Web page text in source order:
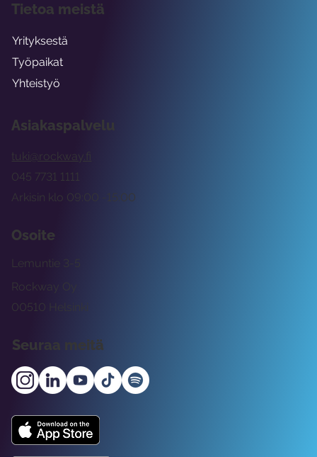
Asiakaspalvelu
tuki@rockway.fi
Arkisin klo 09:00 -15:00
045 7731 1111
Osoite
Rockway Oy
Lemuntie 3-5
00510 Helsinki
Seuraa meitä
Tietoa meistä
Yrityksestä
Työpaikat
Yhteistyö